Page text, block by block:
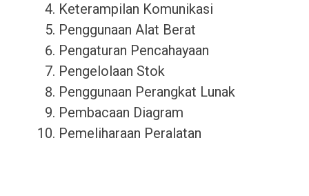
Keterampilan Komunikasi
Penggunaan Alat Berat
Pengaturan Pencahayaan
Pengelolaan Stok
Penggunaan Perangkat Lunak
Pembacaan Diagram
Pemeliharaan Peralatan